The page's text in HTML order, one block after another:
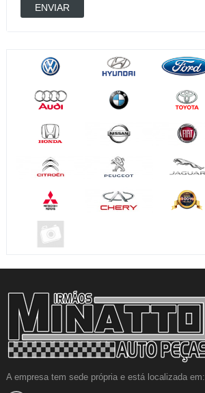
ENVIAR
A empresa tem sede própria e está localizada em: